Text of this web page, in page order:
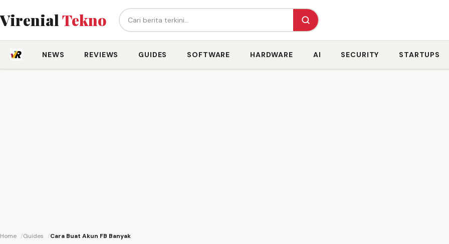
VirenialTekno Cari berita...
NEWS REVIEWS GUIDES SOFTWARE HARDWARE AI SECURITY STARTUPS
Home Guides Cara Buat Akun FB Banyak